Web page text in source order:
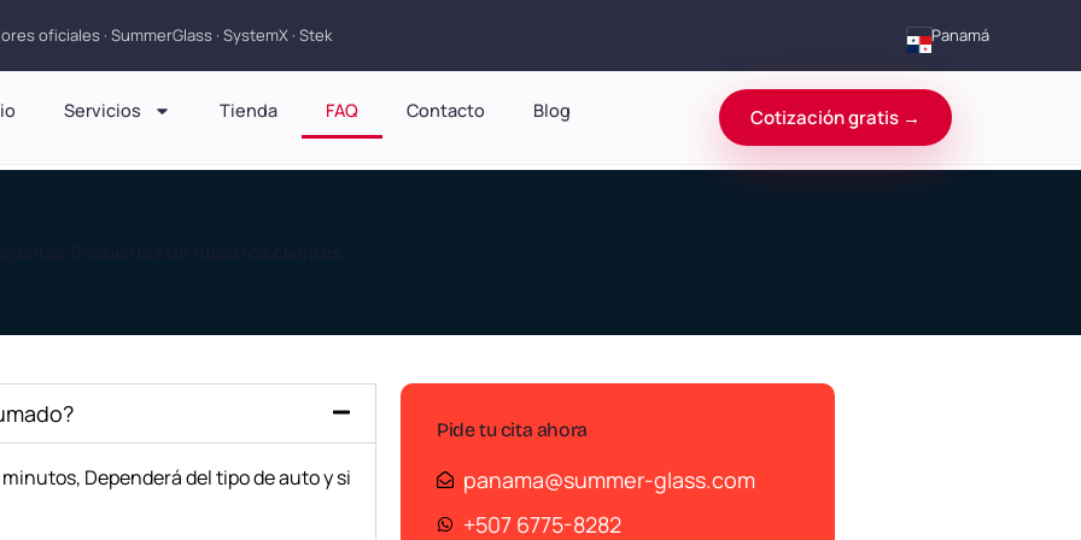
oficiales · SummerGlass · SystemX · Stek Panamá
Servicios Tienda FAQ Contacto Blog Cotización gratis →
Dependerá del tipo de auto y si
Pide tu cita ahora
panama@summer-glass.com
+507 6775-8282